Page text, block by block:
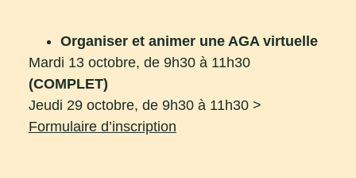
Organiser et animer une AGA virtuelle
Mardi 13 octobre, de 9h30 à 11h30
(COMPLET)
Jeudi 29 octobre, de 9h30 à 11h30 >
Formulaire d’inscription